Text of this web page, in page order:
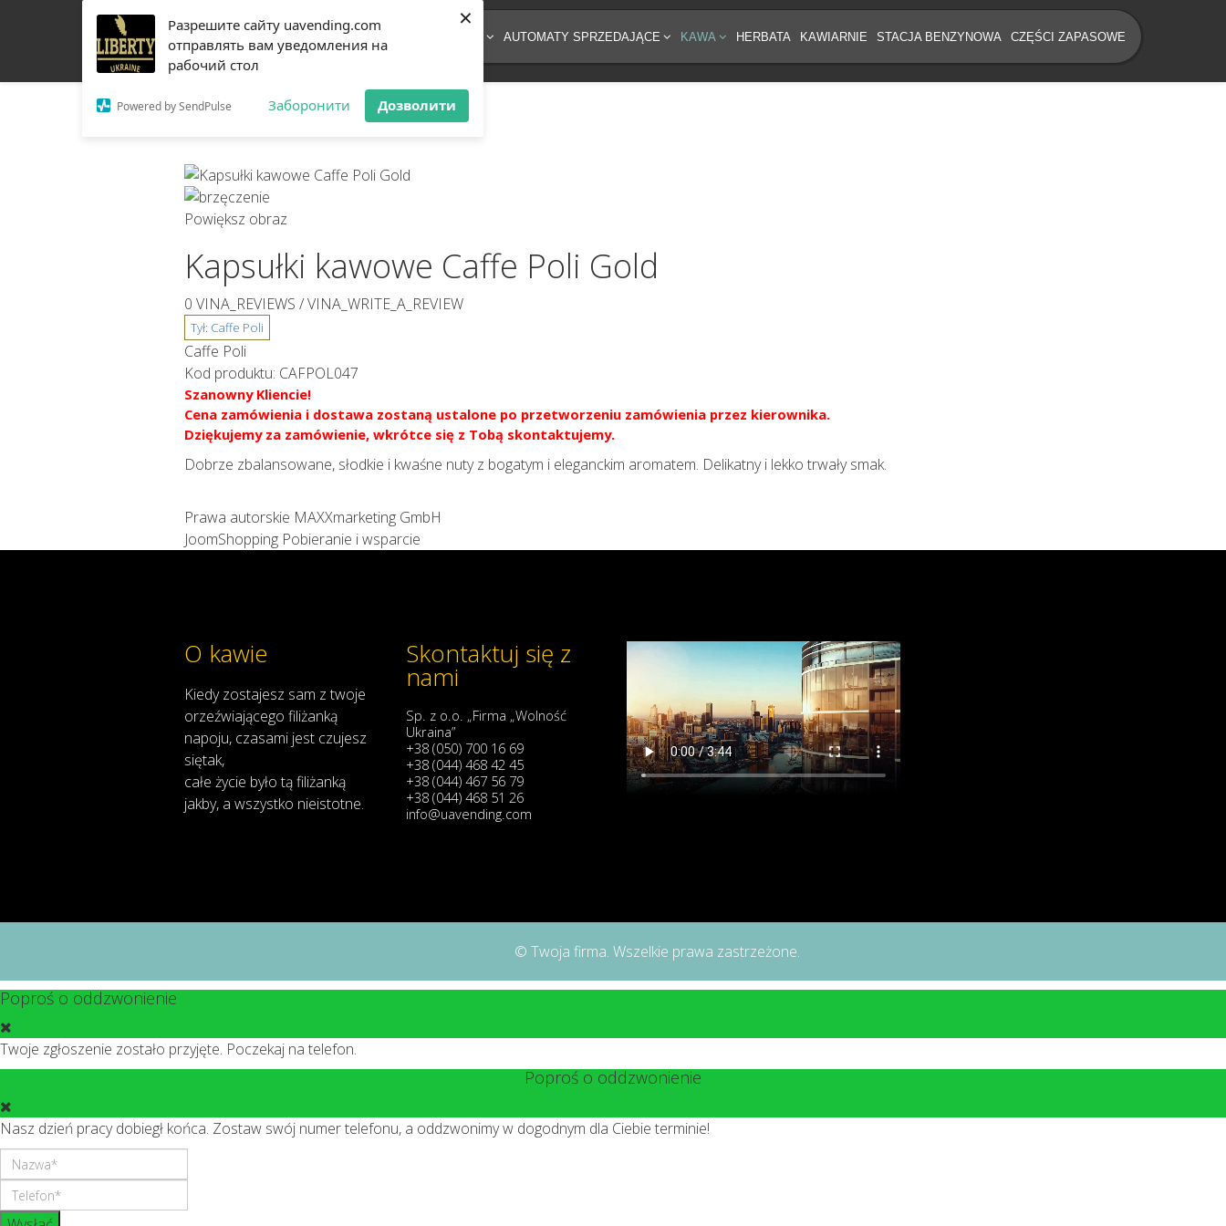
Разрешите сайту uavending.com
отправлять вам уведомления на
рабочий стол
Powered by SendPulse Заборонити Дозволити
×
JETINNO FILTROWANIE RRO AUTOMATY SPRZEDAJĄCE KAWA HERBATA KAWIARNIE STACJA BENZYNOWA CZĘŚCI ZAPASOWE
Powiększ obraz
Kapsułki kawowe Caffe Poli Gold
0 VINA_REVIEWS /VINA_WRITE_A_REVIEW
Caffe Poli
Kod produktu: CAFPOL047
Szanowny Kliencie!
Cena zamówienia i dostawa zostaną ustalone po przetworzeniu zamówienia przez kierownika.
Dziękujemy za zamówienie, wkrótce się z Tobą skontaktujemy.
Dobrze zbalansowane, słodkie i kwaśne nuty z bogatym i eleganckim aromatem. Delikatny i lekko trwały smak.
Prawa autorskie MAXXmarketing GmbH
JoomShopping Pobieranie i wsparcie
O kawie
Kiedy zostajesz sam z twoje
orzeźwiającego filiżanką
napoju, czasami jest czujesz
siętak,
całe życie było tąfiliżanką
jakby, a wszystko nieistotne.
Skontaktuj się z
nami
Sp. z o.o. „Firma „Wolność
Ukraina”
+38 (050) 700 16 69
+38 (044) 468 42 45
+38 (044) 467 56 79
+38 (044) 468 51 26
info@uavending.com
© Twoja firma. Wszelkie prawa zastrzeżone.
Poproś o oddzwonienie
Twoje zgłoszenie zostało przyjęte. Poczekaj na telefon.
Poproś o oddzwonienie
Nasz dzień pracy dobiegł końca. Zostaw swój numer telefonu, a oddzwonimy w dogodnym dla Ciebie terminie!